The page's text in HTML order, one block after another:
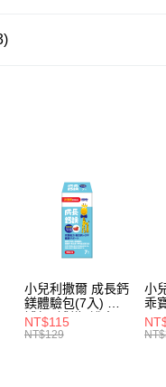
如未前往確認交易或遇審核未
帳單後，可選擇「超商條碼／台
大哥大股份有限公司」（以下簡
過本服務購買商品或服務，並由
本公司後，依約使用本公司帳單
「大哥付你分期」之契約關係目
話或地址）提供予台灣大哥大進
人進行分期帳單所需資料之確認
，請詳閱以下連結：https://
員、不需綁卡、不需儲值。
等多元方式進行付款，方視為交
完成當下不需立刻繳費，但若您
未經商家同意取消之訂單仍視為
。
「AFTEE先享後付 」之結帳頁
份有限公司提供之「AFTEE先
含以上)免運費
含以上)免運費
小兒利撒爾 成長鈣
鎂體驗包(7入) ◇
補鈣+補鎂+護齒配
方◇
NT$115
NT$129
小
乖